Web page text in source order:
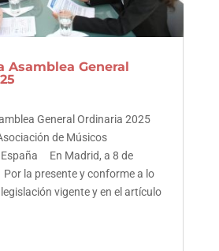
Asamblea General
General Ordinaria 2025
de Músicos
España En Madrid, a 8 de
la presente y conforme a lo
vigente y en el artículo